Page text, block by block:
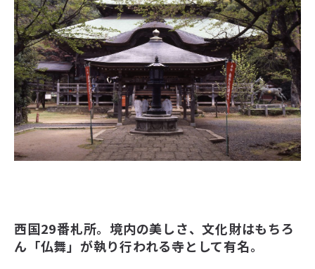
西国29番札所。境内の美しさ、文化財はもちろ
ん「仏舞」が執り行われる寺として有名。